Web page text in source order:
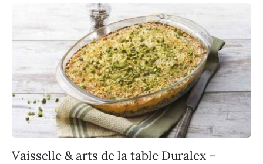
Vaisselle & arts de la table Duralex –